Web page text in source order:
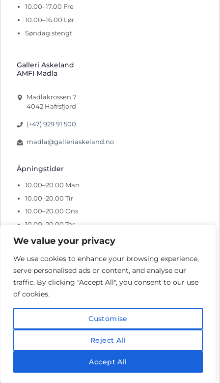
We value your privacy
We use cookies to enhance your browsing experience,
serve personalised ads or content, and analyse our
traffic. By clicking "Accept All", you consent to our use
of cookies.
Customise
Reject All
Accept All
10.00–17.00 Fre
10.00–16.00 Lør
Søndag stengt
Galleri Askeland
AMFI Madla
Madlakrossen 7
4042 Hafrsfjord
(+47) 929 91 500
madla@galleriaskeland.no
Åpningstider
10.00–20.00 Man
10.00–20.00 Tir
10.00–20.00 Ons
10.00–20.00 Tor
10.00–20.00 Fre
Søndag stengt
Galleri Askeland
Markensgate 20
markens@askeland.no